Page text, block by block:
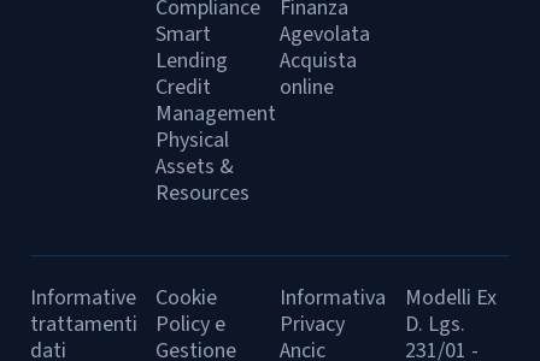
Compliance
Smart
Lending
Credit
Management
Physical
Assets &
Resources
Finanza
Agevolata
Acquista
online
Informative
trattamenti
dati
Cookie
Policy e
Gestione
Informativa
Privacy
Ancic
Modelli Ex
D. Lgs.
231/01 -